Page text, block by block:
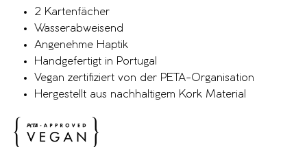
2 Kartenfächer
Wasserabweisend
Angenehme Haptik
Handgefertigt in Portugal
Vegan zertifiziert von der PETA-Organisation
Hergestellt aus nachhaltigem Kork Material